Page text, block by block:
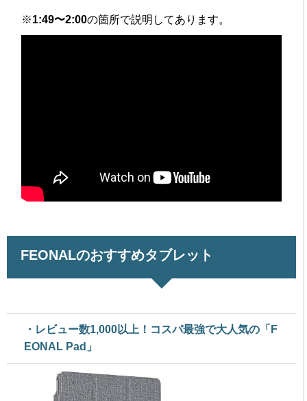
※1:49〜2:00の箇所で説明してあります。
FEONALのおすすめタブレット
・レビュー数1,000以上！コスパ最強で大人気の「F
EONAL Pad」